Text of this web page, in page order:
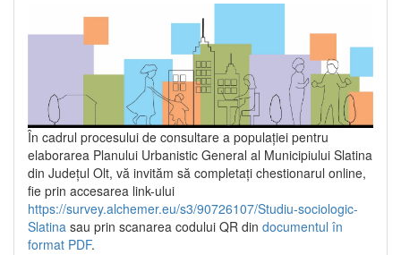
În cadrul procesului de consultare a populaţiei pentru
elaborarea Planului Urbanistic General al Municipiului Slatina
din Județul Olt, vă invităm să completați chestionarul online,
fie prin accesarea link-ului
https://survey.alchemer.eu/s3/90726107/Studiu-sociologic-
Slatina sau prin scanarea codului QR din documentul în
format PDF.